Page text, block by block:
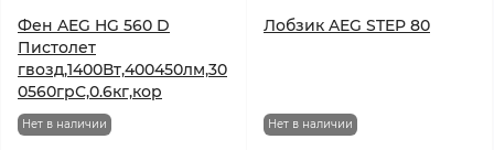
Фен AEG HG 560 D
Пистолет
гвозд,1400Вт,400450лм,30
0560грС,0.6кг,кор
Нет в наличии
Лобзик AEG STEP 80
Нет в наличии